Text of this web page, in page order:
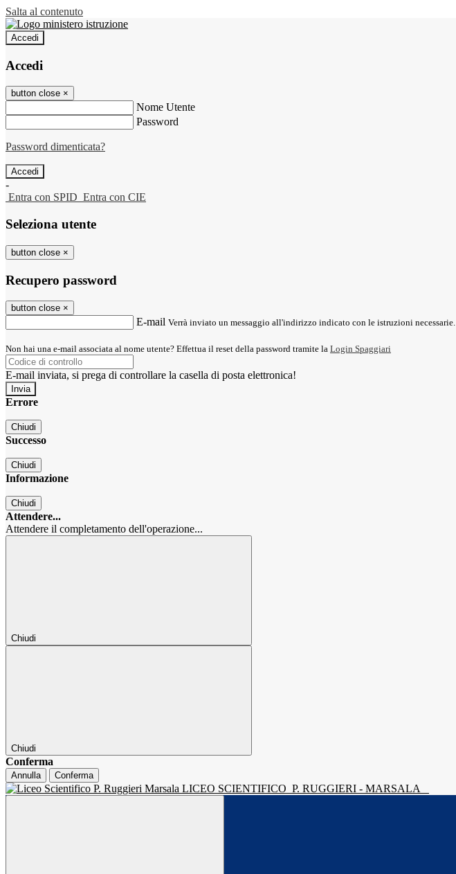
Salta al contenuto
Accedi
Accedi
button close ×
Nome Utente
Password
Password dimenticata?
-
Entra con SPID Entra con CIE
Seleziona utente
button close ×
Recupero password
button close ×
E-mail Verrà inviato un messaggio all'indirizzo indicato con le istruzioni necessarie.
Non hai una e-mail associata al nome utente? Effettua il reset della password tramite la Login Spaggiari
E-mail inviata, si prega di controllare la casella di posta elettronica!
Errore
Chiudi
Successo
Chiudi
Informazione
Chiudi
Attendere...
Attendere il completamento dell'operazione...
Chiudi
Chiudi
Conferma
Annulla Conferma
LICEO SCIENTIFICO P. RUGGIERI - MARSALA